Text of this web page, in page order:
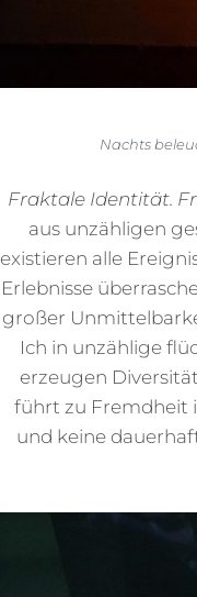
Nachts
Fraktale Identität.
aus unzähligen
existieren alle
Erlebnisse
großer
Ich in unzählige
erzeugen
führt zu Fremdheit
und keine